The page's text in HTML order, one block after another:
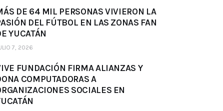
DE 64 MIL PERSONAS VIVIERON LA
DEL FÚTBOL EN LAS ZONAS FAN
YUCATÁN
7, 2026
FUNDACIÓN FIRMA ALIANZAS Y
COMPUTADORAS A
SOCIALES EN